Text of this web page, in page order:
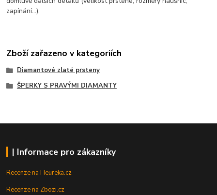
zapínání...).
Zboží zařazeno v kategoriích
Diamantové zlaté prsteny
ŠPERKY S PRAVÝMI DIAMANTY
| Informace pro zákazníky
Recenze na Heureka.cz
Recenze na Zbozi.cz